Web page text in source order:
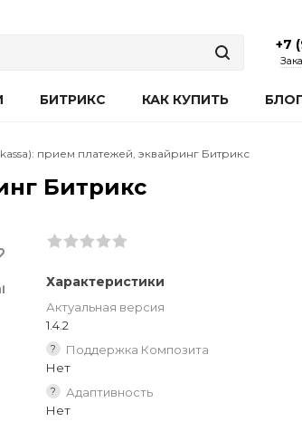
+7
БИТРИКС КАК КУПИТЬ БЛОГ
прием платежей, эквайринг Битрикс
Битрикс
Характеристики
Актуальная версия
1.4.2
?
Поддержка Композита
Нет
?
Адаптивность
Нет